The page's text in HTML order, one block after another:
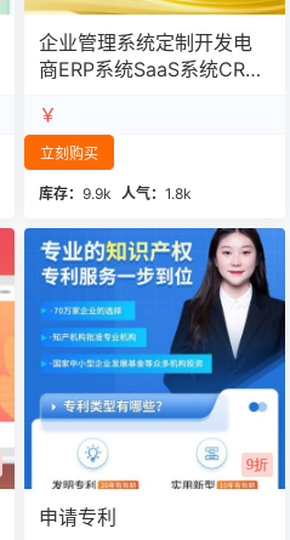
企业管理系统定制开发电
商ERP系统SaaS系统CRM
￥
立刻购买
库存： 9.9k 人气： 1.8k
9折
申请专利